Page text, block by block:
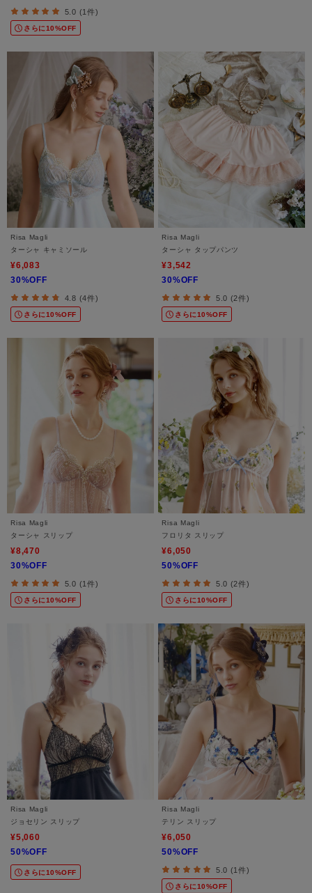
5.0 (1件)
さらに10%OFF
Risa Magli
ターシャ キャミソール
¥6,083
30%OFF
4.8 (4件)
さらに10%OFF
Risa Magli
ターシャ タップパンツ
¥3,542
30%OFF
5.0 (2件)
さらに10%OFF
Risa Magli
ターシャ スリップ
¥8,470
30%OFF
5.0 (1件)
さらに10%OFF
Risa Magli
フロリタ スリップ
¥6,050
50%OFF
5.0 (2件)
さらに10%OFF
Risa Magli
ジョセリン スリップ
¥5,060
50%OFF
さらに10%OFF
Risa Magli
テリン スリップ
¥6,050
50%OFF
5.0 (1件)
さらに10%OFF